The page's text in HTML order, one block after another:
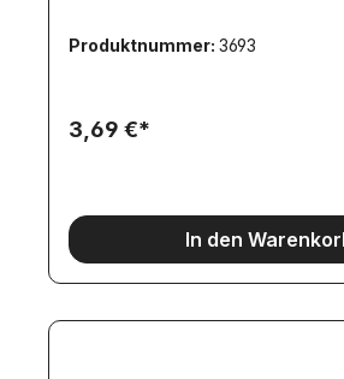
Produktnummer: 3693
3,69 €*
In den